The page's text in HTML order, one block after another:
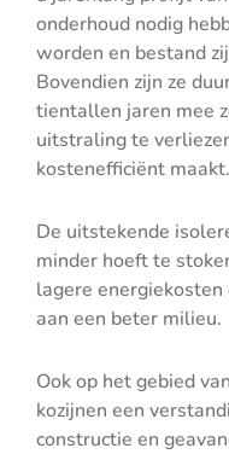
onderhoud nodig
worden en bestand
Bovendien zijn ze
tientallen jaren mee
uitstraling te
kostenefficiënt maakt.
De uitstekende
minder hoeft te
lagere
aan een beter milieu.
Ook op het gebied
kozijnen een
constructie en